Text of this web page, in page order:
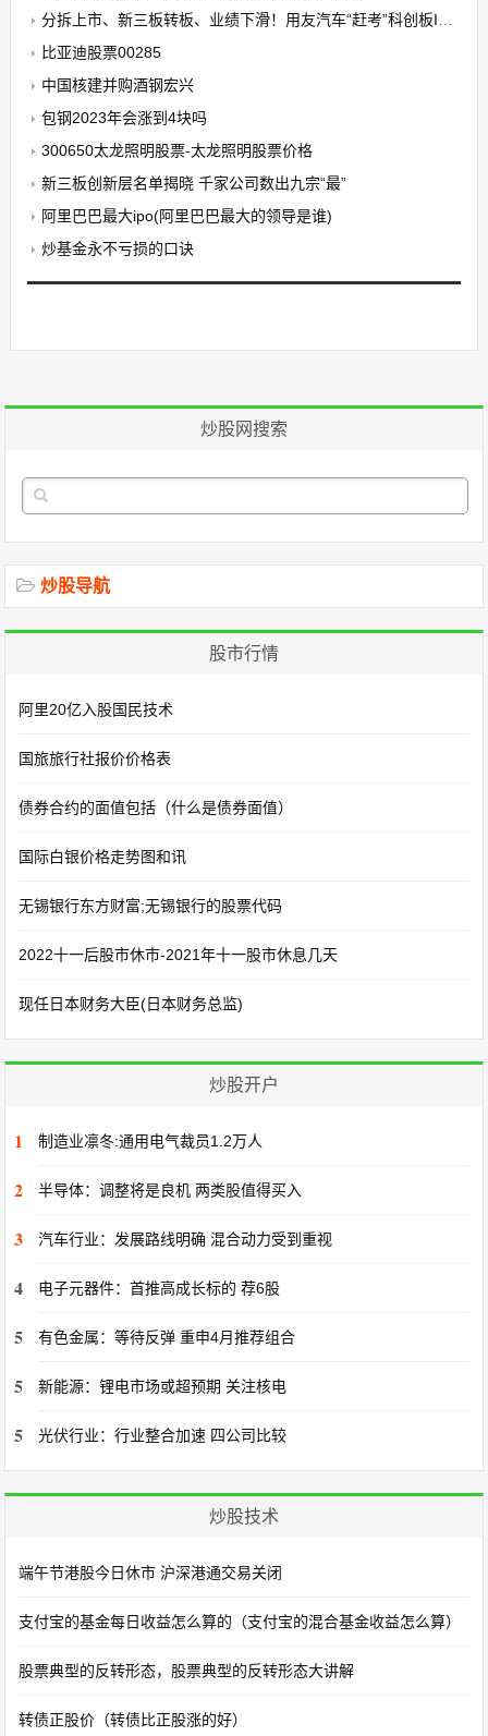
分拆上市、新三板转板、业绩下滑！用友汽车“赶考”科创板IPO颇
比亚迪股票00285
中国核建并购酒钢宏兴
包钢2023年会涨到4块吗
300650太龙照明股票-太龙照明股票价格
新三板创新层名单揭晓 千家公司数出九宗“最”
阿里巴巴最大ipo(阿里巴巴最大的领导是谁)
炒基金永不亏损的口诀
炒股网搜索
炒股导航
股市行情
阿里20亿入股国民技术
国旅旅行社报价价格表
债券合约的面值包括（什么是债券面值）
国际白银价格走势图和讯
无锡银行东方财富;无锡银行的股票代码
2022十一后股市休市-2021年十一股市休息几天
现任日本财务大臣(日本财务总监)
炒股开户
1 制造业凛冬:通用电气裁员1.2万人
2 半导体：调整将是良机 两类股值得买入
3 汽车行业：发展路线明确 混合动力受到重视
4 电子元器件：首推高成长标的 荐6股
5 有色金属：等待反弹 重申4月推荐组合
5 新能源：锂电市场或超预期 关注核电
5 光伏行业：行业整合加速 四公司比较
炒股技术
端午节港股今日休市 沪深港通交易关闭
支付宝的基金每日收益怎么算的（支付宝的混合基金收益怎么算）
股票典型的反转形态，股票典型的反转形态大讲解
转债正股价（转债比正股涨的好）